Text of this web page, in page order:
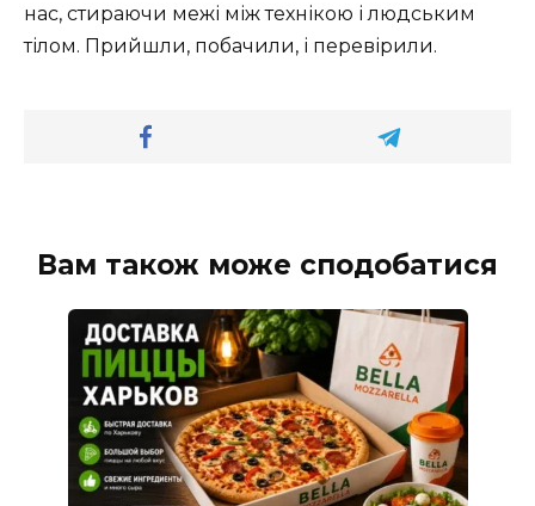
нас, стираючи межі між технікою і людським
тілом. Прийшли, побачили, і перевірили.
Вам також може сподобатися